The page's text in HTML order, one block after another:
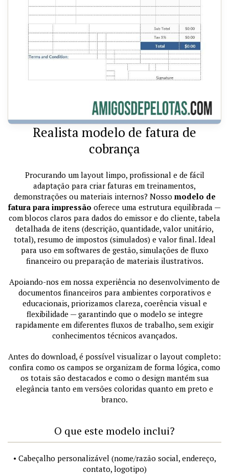
Realista modelo de fatura de
cobrança
Procurando um layout limpo, profissional e de fácil
adaptação para criar faturas em treinamentos,
demonstrações ou materiais internos? Nosso modelo de
fatura para impressão oferece uma estrutura equilibrada —
com blocos claros para dados do emissor e do cliente, tabela
detalhada de itens (descrição, quantidade, valor unitário,
total), resumo de impostos (simulados) e valor final. Ideal
para uso em softwares de gestão, simulações de fluxo
financeiro ou preparação de materiais ilustrativos.
Apoiando-nos em nossa experiência no desenvolvimento de
documentos financeiros para ambientes corporativos e
educacionais, priorizamos clareza, coerência visual e
flexibilidade — garantindo que o modelo se integre
rapidamente em diferentes fluxos de trabalho, sem exigir
conhecimentos técnicos avançados.
Antes do download, é possível visualizar o layout completo:
confira como os campos se organizam de forma lógica, como
os totais são destacados e como o design mantém sua
elegância tanto em versões coloridas quanto em preto e
branco.
O que este modelo inclui?
• Cabeçalho personalizável (nome/razão social, endereço,
contato, logotipo)